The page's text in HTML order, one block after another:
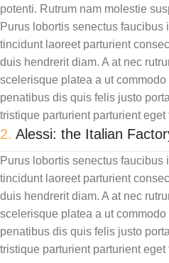
potenti. Rutrum nam molestie
Purus lobortis senectus faucibus
tincidunt laoreet parturient
duis hendrerit diam. A at nec
scelerisque platea a ut
penatibus dis quis felis justo
tristique parturient parturient
2. Alessi: the Italian
Purus lobortis senectus faucibus
tincidunt laoreet parturient
duis hendrerit diam. A at nec
scelerisque platea a ut
penatibus dis quis felis justo
tristique parturient parturient